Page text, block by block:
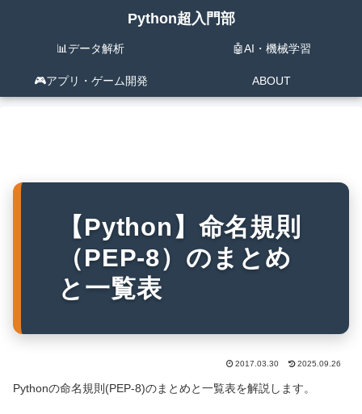
Python超入門部
📊データ解析 🤖AI・機械学習
🎮️アプリ・ゲーム開発 ABOUT
【Python】命名規則
（PEP-8）のまとめ
と一覧表
2017.03.30 2025.09.26
Pythonの命名規則(PEP-8)のまとめと一覧表を解説します。